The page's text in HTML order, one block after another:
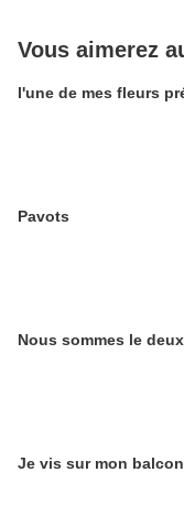
Vous aimerez
l'une de mes fleurs
Pavots
Nous sommes le
Je vis sur mon balcon